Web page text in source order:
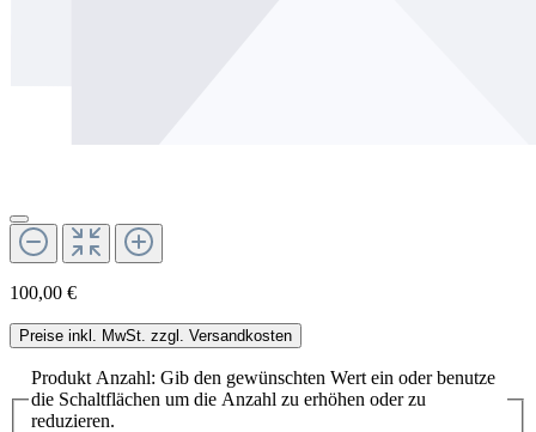
100,00 €
Preise inkl. MwSt. zzgl. Versandkosten
Produkt Anzahl: Gib den gewünschten Wert ein oder benutze
die Schaltflächen um die Anzahl zu erhöhen oder zu
reduzieren.